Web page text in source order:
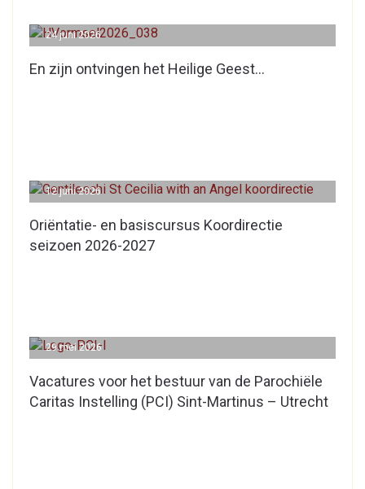
En zijn ontvingen het Heilige Geest…
24 juni 2026
Oriëntatie- en basiscursus Koordirectie
seizoen 2026-2027
12 juni 2026
Vacatures voor het bestuur van de Parochiële
Caritas Instelling (PCI) Sint-Martinus – Utrecht
29 mei 2026